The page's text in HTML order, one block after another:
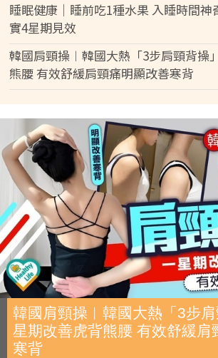
睡眠健康｜睡前吃1種水果 入睡時間神
實4星期見效
韓國肩頸操︱韓國大熱「3步肩頸背操
熊腰 有效舒緩肩頸痛明顯改善寒背
韓國肩頸操︱韓國大熱「3步
星期改善虎背熊腰 有效舒緩肩
寒背